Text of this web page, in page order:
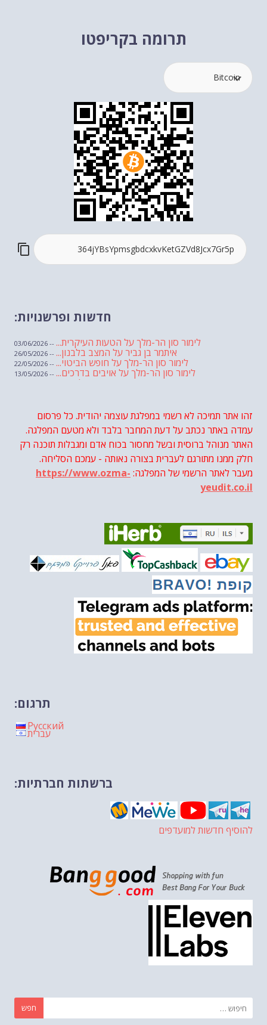
תרומה בקריפטו
חדשות ופרשנויות:
לימור סון הר-מלך על הטעות העיקרית... -- 03/06/2026
איתמר בן גביר על המצב בלבנון... -- 26/05/2026
לימור סון הר-מלך על חופש הביטוי... -- 22/05/2026
לימור סון הר-מלך על אויבים בדרכים... -- 13/05/2026
שבועת אמונים לדעאש
לימור סון הר-מלך על חוק...-- 19/04/2026
מיכאל בן ארי על פרשת הת...
מיכאל בן ארי על פרשת הת... -- 10/04/2026
השר בן גביר במקום נפילת הטיל.... -- 06/04/2026
חוק עונש מוות למחבלים...-- 29/03/2026
מיכאל בן ארי על פרשת השבוע ת... -- 27/03/2026
מיכאל בן ארי על פרשת השבוע ת...-- 20/03/2026
מיכאל בן ארי על דילמת המנהיגות....
מיכאל בן ארי על פרשת הת...
מיכאל בן ארי על פרשת הת...
מיכאל בן ארי על פרשת הת...-- 13/02/2026
מיכאל בן ארי על פרשת השבוע ת...-- 06/02/2026
חלקם של היהודים הולך ופוחת....
מיכאל בן ארי על פרשת השבוע ת...
זהו אתר תמיכה לא רשמי במפלגת עוצמה יהודית. כל פרסום
עמדה באתר נכתב על דעת המחבר בלבד ולא מטעם המפלגה.
האתר מנוהל ברוסית ובשל מחסור בכוח אדם ומגבלות תוכנה רק
חלק ממנו מתורגם לעברית בצורה נאותה - עמכם הסליחה.
מעבר לאתר הרשמי של המפלגה: https://www.ozma-
yeudit.co.il
תרגום:
Русский
עברית
ברשתות חברתיות:
להוסיף חדשות למועדפים
חפש: